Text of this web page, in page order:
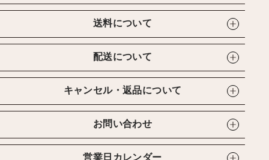
送料について
配送について
キャンセル・返品について
お問い合わせ